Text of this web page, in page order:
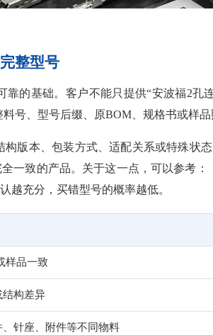
整型号
的基础。客户不能只提供“安波福2孔
号、型号后缀、原BOM、规格书或样品
版本、包装方式、适配关系或特殊状
一致的产品。关于这一点，可以参考：
越充分，买错型号的概率越低。
样品一致
结构差异
针座、附件等不同物料